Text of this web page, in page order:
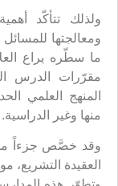
ولذلك تتأكّد
ومعالجتها
ما سطّره يراع
مقرّرات الدرس
المنهج العلمي
منها وغير الدراسية.
وقد خصَّص جزءاً من
العقيدة